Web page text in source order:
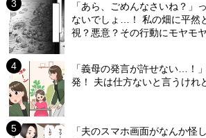
「あら、ごめんなさいね？」
ないでしょ…！ 私の畑に平然
視？悪意？その行動にモヤモ
「義母の発言が許せない…！
発！ 夫は仕方ないと言うけれ
「夫のスマホ画面がなんか怪